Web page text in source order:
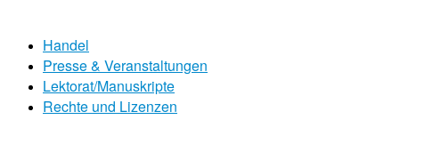
Handel
Presse & Veranstaltungen
Lektorat/Manuskripte
Rechte und Lizenzen